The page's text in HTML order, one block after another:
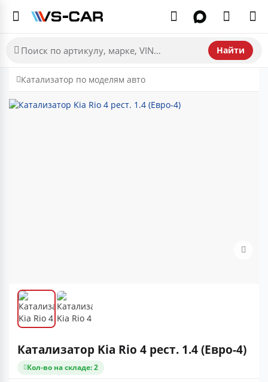
Найти
Катализатор по моделям авто
Катализатор Kia Rio 4 рест. 1.4 (Евро-4)
Кол-во на складе: 2